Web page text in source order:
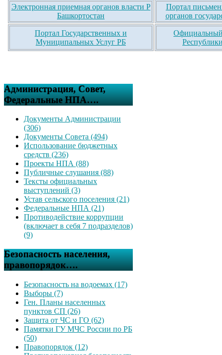
Электронная приемная органов власти Р
Башкортостан
Портал
органов
Портал Государственных и
Муниципальных Услуг РБ
Официальный
Администрация, Совет,
Федеральные НПА….
Документы Администрации
(306)
Документы Совета (494)
Использование бюджетных
средств (236)
Проекты НПА (88)
Публичные слушания (88)
Тексты официальных
выступлений (3)
Устав сельского поселения (21)
Федеральные НПА (21)
Противодействие коррупции
(включает в себя 7 подразделов)
(9)
Безопасность населения,
правопорядок….
Безопасность на водоемах (17)
Выборы (7)
Ген. Планы населенных
пунктов СП (26)
Защита от ЧС и ГО (62)
Памятки ГУ МЧС России по РБ
(50)
Правопорядок (12)